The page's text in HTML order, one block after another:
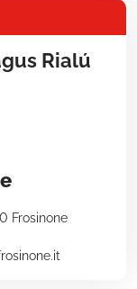
Rialú
Frosinone